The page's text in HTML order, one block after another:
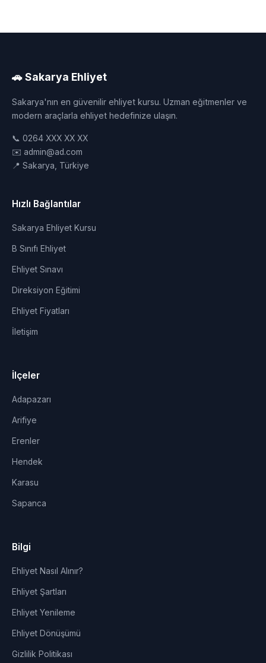
🚗 Sakarya Ehliyet
Sakarya'nın en güvenilir ehliyet kursu. Uzman eğitmenler ve
modern araçlarla ehliyet hedefinize ulaşın.
📞 0264 XXX XX XX
✉️ admin@ad.com
📍 Sakarya, Türkiye
Hızlı Bağlantılar
Sakarya Ehliyet Kursu
B Sınıfı Ehliyet
Ehliyet Sınavı
Direksiyon Eğitimi
Ehliyet Fiyatları
İletişim
İlçeler
Adapazarı
Arifiye
Erenler
Hendek
Karasu
Sapanca
Bilgi
Ehliyet Nasıl Alınır?
Ehliyet Şartları
Ehliyet Yenileme
Ehliyet Dönüşümü
Gizlilik Politikası